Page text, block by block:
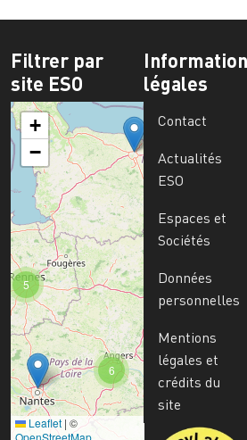
Filtrer par
site ESO
6
5
+
−
Leaflet | ©
OpenStreetMap
légales
Contact
Actualités
ESO
Espaces et
Sociétés
Données
personnelles
Mentions
légales et
crédits du
site
Image